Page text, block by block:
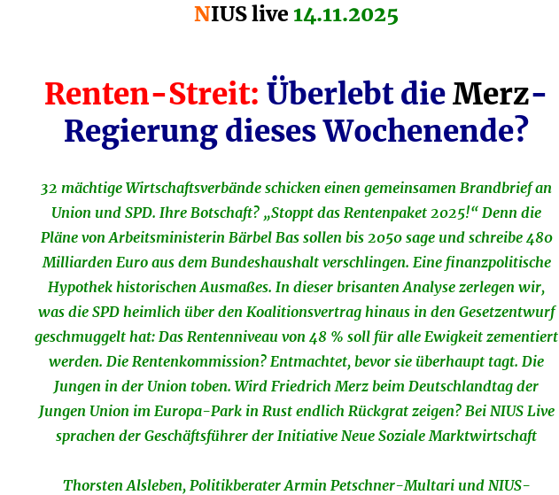
NIUS live14.11.2025
Renten-Streit: Überlebt dieMerz-
Regierung dieses Wochenende?
32 mächtige Wirtschaftsverbände schicken einen gemeinsamen Brandbrief an
Union und SPD. Ihre Botschaft? „Stoppt das Rentenpaket 2025!“ Denn die
Pläne von Arbeitsministerin Bärbel Bas sollen bis 2050 sage und schreibe 480
Milliarden Euro aus dem Bundeshaushalt verschlingen. Eine finanzpolitische
Hypothek historischen Ausmaßes. In dieser brisanten Analyse zerlegen wir,
was die SPD heimlich über den Koalitionsvertrag hinaus in den Gesetzentwurf
geschmuggelt hat: Das Rentenniveau von 48 % soll für alle Ewigkeit zementiert
werden. Die Rentenkommission? Entmachtet, bevor sie überhaupt tagt. Die
Jungen in der Union toben. Wird Friedrich Merz beim Deutschlandtag der
Jungen Union im Europa-Park in Rust endlich Rückgrat zeigen? Bei NIUS Live
sprachen der Geschäftsführer der Initiative Neue Soziale Marktwirtschaft
Thorsten Alsleben, Politikberater Armin Petschner-Multari und NIUS-